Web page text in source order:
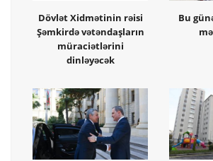
Dövlət Xidmətinin rəisi
Şəmkirdə vətəndaşların
müraciətlərini
dinləyəcək
Bu